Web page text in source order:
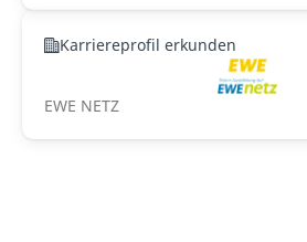
Karriereprofil erkunden
EWE NETZ